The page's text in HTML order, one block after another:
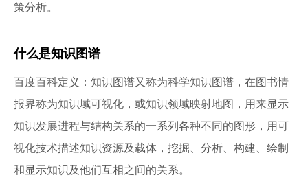
策分析。
什么是知识图谱
百度百科定义：知识图谱又称为科学知识图谱，在图书情
报界称为知识域可视化，或知识领域映射地图，用来显示
知识发展进程与结构关系的一系列各种不同的图形，用可
视化技术描述知识资源及载体，挖掘、分析、构建、绘制
和显示知识及他们互相之间的关系。